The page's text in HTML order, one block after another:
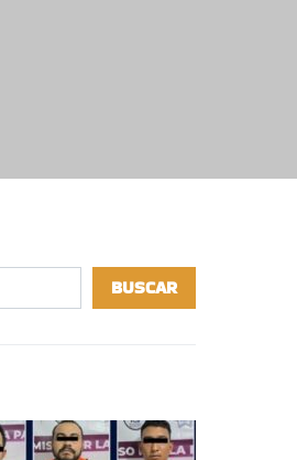
BUSCAR